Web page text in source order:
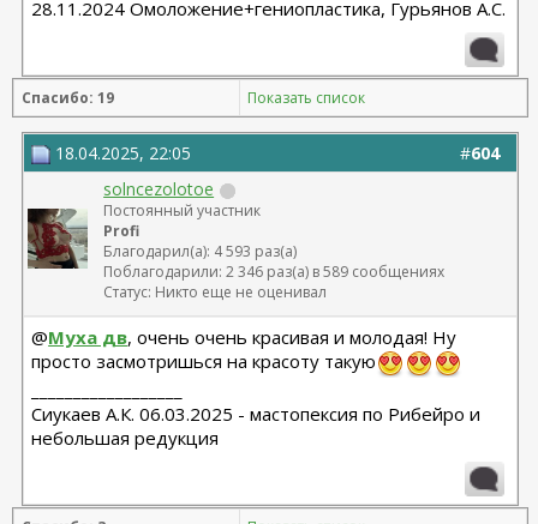
28.11.2024 Омоложение+гениопластика, Гурьянов А.С.
Спасибо: 19 Показать список
#604
18.04.2025, 22:05
solncezolotoe
Постоянный участник
Profi
Благодарил(а): 4 593 раз(а)
Поблагодарили: 2 346 раз(а) в 589 сообщениях
Статус: Никто еще не оценивал
@Муха дв, очень очень красивая и молодая! Ну
просто засмотришься на красоту такую
Сиукаев А.К. 06.03.2025 - мастопексия по Рибейро и
небольшая редукция